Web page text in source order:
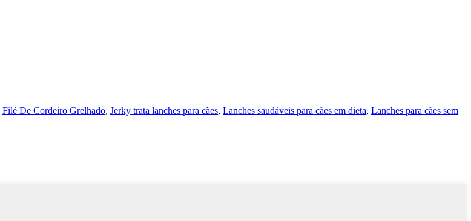
Filé De Cordeiro Grelhado, Jerky trata lanches para cães, Lanches saudáveis ​​para cães em dieta, Lanches para cães sem